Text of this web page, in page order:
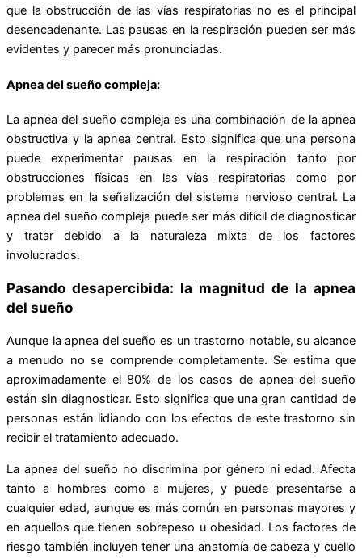
que la obstrucción de las vías respiratorias no es el principal
desencadenante. Las pausas en la respiración pueden ser más
evidentes y parecer más pronunciadas.
Apnea del sueño compleja:
La apnea del sueño compleja es una combinación de la apnea
obstructiva y la apnea central. Esto significa que una persona
puede experimentar pausas en la respiración tanto por
obstrucciones físicas en las vías respiratorias como por
problemas en la señalización del sistema nervioso central. La
apnea del sueño compleja puede ser más difícil de diagnosticar
y tratar debido a la naturaleza mixta de los factores
involucrados.
Pasando desapercibida: la magnitud de la apnea
del sueño
Aunque la apnea del sueño es un trastorno notable, su alcance
a menudo no se comprende completamente. Se estima que
aproximadamente el 80% de los casos de apnea del sueño
están sin diagnosticar. Esto significa que una gran cantidad de
personas están lidiando con los efectos de este trastorno sin
recibir el tratamiento adecuado.
La apnea del sueño no discrimina por género ni edad. Afecta
tanto a hombres como a mujeres, y puede presentarse a
cualquier edad, aunque es más común en personas mayores y
en aquellos que tienen sobrepeso u obesidad. Los factores de
riesgo también incluyen tener una anatomía de cabeza y cuello